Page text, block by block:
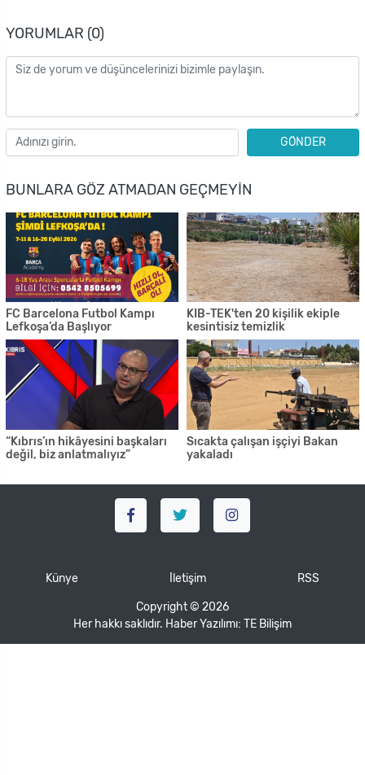
YORUMLAR (0)
GÖNDER
BUNLARA GÖZ ATMADAN GEÇMEYIN
FC Barcelona Futbol Kampı
Lefkoşa’da Başlıyor
KIB-TEK'ten 20 kişilik ekiple
kesintisiz temizlik
“Kıbrıs’ın hikâyesini başkaları
değil, biz anlatmalıyız”
Sıcakta çalışan işçiyi Bakan
yakaladı
Künye İletişim RSS
Copyright © 2026
Her hakkı saklıdır. Haber Yazılımı: TE Bilişim